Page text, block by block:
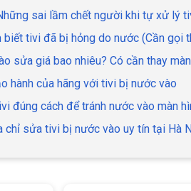
sai lầm chết người khi tự xử lý
biết tivi đã bị hỏng do nước (Cần gọi
sửa giá bao nhiêu? Có cần thay
hành của hãng với tivi bị nước vào
đúng cách để tránh nước vào màn
chỉ sửa tivi bị nước vào uy tín tại Hà